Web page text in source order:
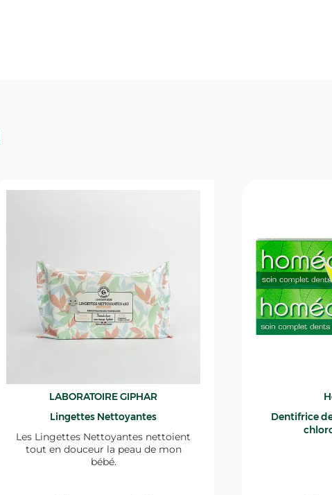
LABORATOIRE GIPHAR
Lingettes Nettoyantes
Les Lingettes Nettoyantes nettoient
tout en douceur la peau de mon
bébé.
Dentifrice